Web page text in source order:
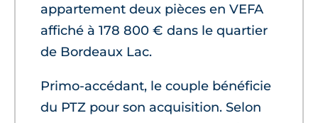
appartement deux pièces en VEFA
affiché à 178 800 € dans le quartier
de Bordeaux Lac.
Primo-accédant, le couple bénéficie
du PTZ pour son acquisition. Selon